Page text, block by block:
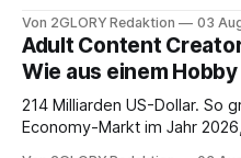
Drogerie – mehr ist zeitlich
Haut empfindlich auf Stress,
Umwelteinflüsse: Sie wirkt
Unreinheiten. Professionelle
Von 2GLORY Redaktion 03
Adult Content
Wie aus einem
214 Milliarden US-Dollar. So
Economy-Markt im Jahr